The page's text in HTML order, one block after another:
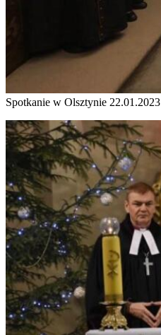
Spotkanie w Olsztynie 22.01.2023